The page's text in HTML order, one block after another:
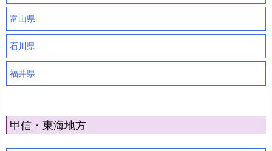
富山県
石川県
福井県
甲信・東海地方